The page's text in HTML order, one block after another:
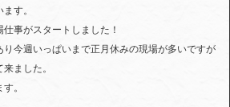
す。
事がスタートしました！
今週いっぱいまで正月休みの現場が多いですが
ました。
。